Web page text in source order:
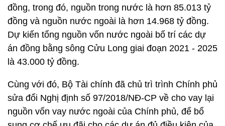
đồng, trong đó, nguồn trong nước là hơn 85.013 tỷ
đồng và nguồn nước ngoài là hơn 14.968 tỷ đồng.
Dự kiến tổng nguồn vốn nước ngoài bố trí các dự
án đồng bằng sông Cửu Long giai đoạn 2021 - 2025
là 43.000 tỷ đồng.
Cùng với đó, Bộ Tài chính đã chủ trì trình Chính phủ
sửa đổi Nghị định số 97/2018/NĐ-CP về cho vay lại
nguồn vốn vay nước ngoài của Chính phủ, để bổ